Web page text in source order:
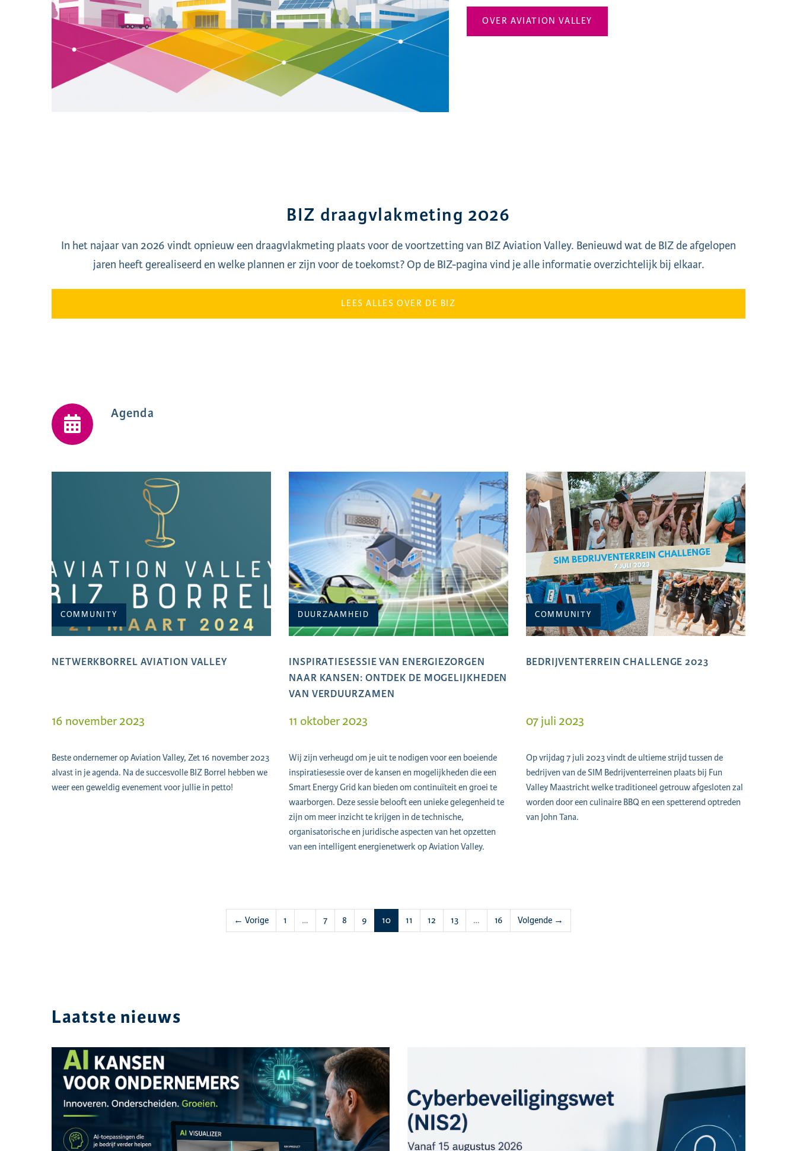
OVER AVIATION VALLEY
BIZ draagvlakmeting 2026
In het najaar van 2026 vindt opnieuw een draagvlakmeting plaats voor de voortzetting van BIZ Aviation Valley. Benieuwd wat de BIZ de afgelopen
jaren heeft gerealiseerd en welke plannen er zijn voor de toekomst? Op de BIZ-pagina vind je alle informatie overzichtelijk bij elkaar.
LEES ALLES OVER DE BIZ
Agenda
COMMUNITY
NETWERKBORREL AVIATION VALLEY
16 november 2023
Beste ondernemer op Aviation Valley, Zet 16 november 2023
alvast in je agenda. Na de succesvolle BIZ Borrel hebben we
weer een geweldig evenement voor jullie in petto!
DUURZAAMHEID
INSPIRATIESESSIE VAN ENERGIEZORGEN
NAAR KANSEN: ONTDEK DE MOGELIJKHEDEN
VAN VERDUURZAMEN
11 oktober 2023
Wij zijn verheugd om je uit te nodigen voor een boeiende
inspiratiesessie over de kansen en mogelijkheden die een
Smart Energy Grid kan bieden om continuïteit en groei te
waarborgen. Deze sessie belooft een unieke gelegenheid te
zijn om meer inzicht te krijgen in de technische,
organisatorische en juridische aspecten van het opzetten
van een intelligent energienetwerk op Aviation Valley.
COMMUNITY
BEDRIJVENTERREIN CHALLENGE 2023
07 juli 2023
Op vrijdag 7 juli 2023 vindt de ultieme strijd tussen de
bedrijven van de SIM Bedrijventerreinen plaats bij Fun
Valley Maastricht welke traditioneel getrouw afgesloten zal
worden door een culinaire BBQ en een spetterend optreden
van John Tana.
← Vorige 1 … 7 8 9 10(huidige)
11 12 13 … 16 Volgende →
Laatste nieuws